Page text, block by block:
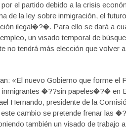
por el partido debido a la crisis
de la ley sobre inmigración, el
ilegal�?�. Para ello se dará a
un visado temporal de
no tendrá más elección que volver
«El nuevo Gobierno que forme el
inmigrantes �??sin papeles�?� en
Hernando, presidente de la
cambio se pretende frenar las
también un visado de trabajo